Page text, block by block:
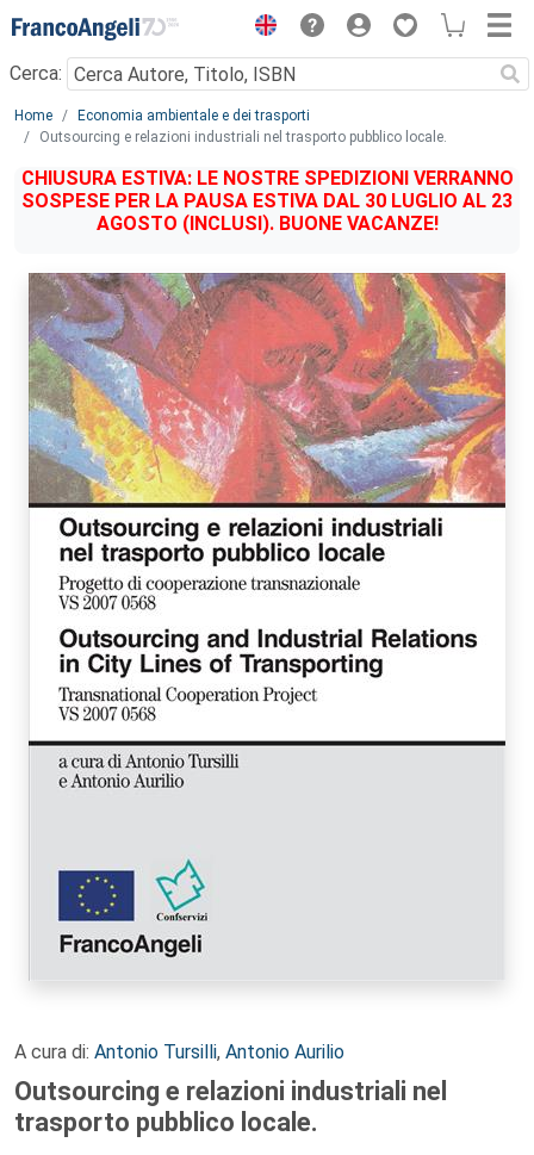
Menu
Cerca:
Main content
Home
Economia ambientale e dei trasporti
Outsourcing e relazioni industriali nel trasporto pubblico locale.
CHIUSURA ESTIVA: LE NOSTRE SPEDIZIONI VERRANNO
SOSPESE PER LA PAUSA ESTIVA DAL 30 LUGLIO AL 23
AGOSTO (INCLUSI). BUONE VACANZE!
A cura di: Antonio Tursilli, Antonio Aurilio
Outsourcing e relazioni industriali nel
trasporto pubblico locale.